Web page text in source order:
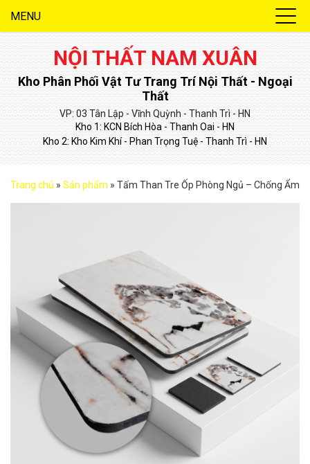
MENU
NỘI THẤT NAM XUÂN
Kho Phân Phối Vật Tư Trang Trí Nội Thất - Ngoại
Thất
VP: 03 Tân Lập - Vĩnh Quỳnh - Thanh Trì - HN
Kho 1: KCN Bích Hòa - Thanh Oai - HN
Kho 2: Kho Kim Khí - Phan Trọng Tuệ - Thanh Trì - HN
Trang chủ » Sản phẩm » Tấm Than Tre Ốp Phòng Ngủ – Chống Ẩm